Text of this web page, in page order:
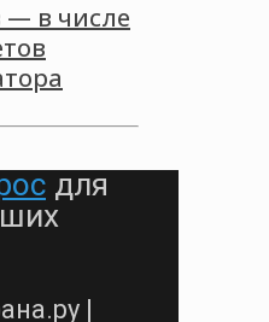
— в числе
для
|